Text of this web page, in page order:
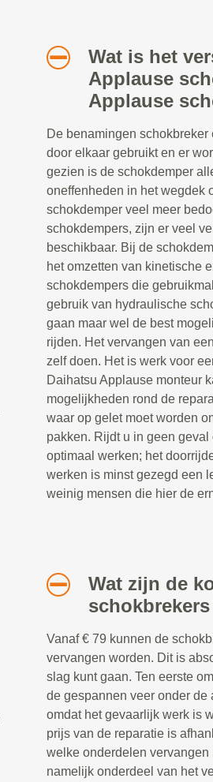
Wat is het
Applause
Applause
De benamingen
door elkaar gebruikt en er
gezien is de schokdemper
oneffenheden in het wegdek
schokdemper veel meer
schokdempers, zijn er veel
beschikbaar. Bij de
het omzetten van kinetische
schokdempers die
gebruik van hydraulische
gaan maar wel de best
rijden. Het vervangen van
zelf doen. Het is werk voor
Daihatsu Applause monteur
mogelijkheden rond de
waar op gelet moet worden
pakken. Rijdt u in geen
optimaal werken; het
werken is minst gezegd een
weinig mensen die hier de
Wat zijn de
Vanaf € 79 kunnen de
vervangen worden. Dit is
slag kunt gaan. Ten eerste
de gespannen veer onder de
omdat het gevaarlijk werk is
prijs van de reparatie is
welke onderdelen
namelijk onderdeel van het